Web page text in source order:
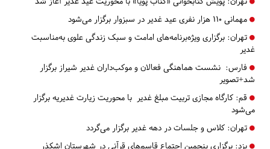
مهمانی 110 هزار نفری عید غدیر در سبزوار برگزار می‌شود
تهران: برگزاری ویژه‌برنامه‌های امامت و سبک زندگی علوی به‌مناسبت
غدیر
فارس: نشست هماهنگی فعالان و موکب‌داران غدیر شیراز برگزار
شد+تصویر
قم: کارگاه مجازی تربیت مبلغ غدیر با محوریت زیارت غدیریه برگزار
می‌شود
تهران: کلاس و جلسات در دهه غدیر برگزار می‌گردد
یزد: برگزاری پنجمین اجتماع قاسم‌های قرآنی در شهرستان اشکذر